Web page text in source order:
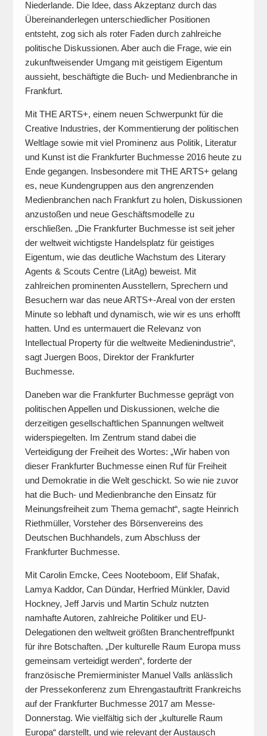
Niederlande. Die Idee, dass Akzeptanz durch das
Übereinanderlegen unterschiedlicher Positionen
entsteht, zog sich als roter Faden durch zahlreiche
politische Diskussionen. Aber auch die Frage, wie ein
zukunftweisender Umgang mit geistigem Eigentum
aussieht, beschäftigte die Buch- und Medienbranche in
Frankfurt.
Mit THE ARTS+, einem neuen Schwerpunkt für die
Creative Industries, der Kommentierung der politischen
Weltlage sowie mit viel Prominenz aus Politik, Literatur
und Kunst ist die Frankfurter Buchmesse 2016 heute zu
Ende gegangen. Insbesondere mit THE ARTS+ gelang
es, neue Kundengruppen aus den angrenzenden
Medienbranchen nach Frankfurt zu holen, Diskussionen
anzustoßen und neue Geschäftsmodelle zu
erschließen. „Die Frankfurter Buchmesse ist seit jeher
der weltweit wichtigste Handelsplatz für geistiges
Eigentum, wie das deutliche Wachstum des Literary
Agents & Scouts Centre (LitAg) beweist. Mit
zahlreichen prominenten Ausstellern, Sprechern und
Besuchern war das neue ARTS+-Areal von der ersten
Minute so lebhaft und dynamisch, wie wir es uns erhofft
hatten. Und es untermauert die Relevanz von
Intellectual Property für die weltweite Medienindustrie“,
sagt Juergen Boos, Direktor der Frankfurter
Buchmesse.
Daneben war die Frankfurter Buchmesse geprägt von
politischen Appellen und Diskussionen, welche die
derzeitigen gesellschaftlichen Spannungen weltweit
widerspiegelten. Im Zentrum stand dabei die
Verteidigung der Freiheit des Wortes: „Wir haben von
dieser Frankfurter Buchmesse einen Ruf für Freiheit
und Demokratie in die Welt geschickt. So wie nie zuvor
hat die Buch- und Medienbranche den Einsatz für
Meinungsfreiheit zum Thema gemacht“, sagte Heinrich
Riethmüller, Vorsteher des Börsenvereins des
Deutschen Buchhandels, zum Abschluss der
Frankfurter Buchmesse.
Mit Carolin Emcke, Cees Nooteboom, Elif Shafak,
Lamya Kaddor, Can Dündar, Herfried Münkler, David
Hockney, Jeff Jarvis und Martin Schulz nutzten
namhafte Autoren, zahlreiche Politiker und EU-
Delegationen den weltweit größten Branchentreffpunkt
für ihre Botschaften. „Der kulturelle Raum Europa muss
gemeinsam verteidigt werden“, forderte der
französische Premierminister Manuel Valls anlässlich
der Pressekonferenz zum Ehrengastauftritt Frankreichs
auf der Frankfurter Buchmesse 2017 am Messe-
Donnerstag. Wie vielfältig sich der „kulturelle Raum
Europa“ darstellt, und wie relevant der Austausch